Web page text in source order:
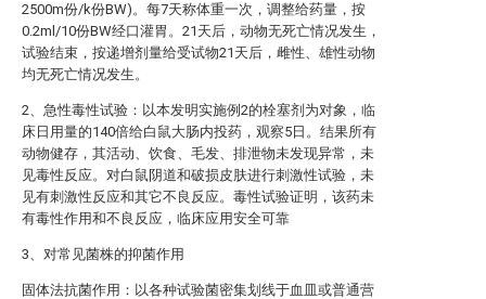
2500m份/k份BW)。每7天称体重一次，调整给药量，按
0.2ml/10份BW经口灌胃。21天后，动物无死亡情况发生，
试验结束，按递增剂量给受试物21天后，雌性、雄性动物
均无死亡情况发生。
2、急性毒性试验：以本发明实施例2的栓塞剂为对象，临
床日用量的140倍给白鼠大肠内投药，观察5日。结果所有
动物健存，其活动、饮食、毛发、排泄物未发现异常，未
见毒性反应。对白鼠阴道和破损皮肤进行刺激性试验，未
见有刺激性反应和其它不良反应。毒性试验证明，该药未
有毒性作用和不良反应，临床应用安全可靠
3、对常见菌株的抑菌作用
固体法抗菌作用：以各种试验菌密集划线于血皿或普通营